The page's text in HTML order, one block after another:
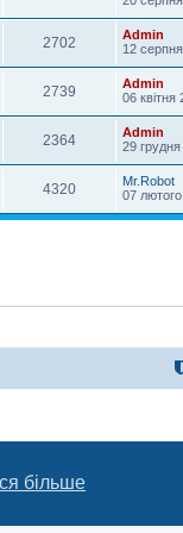
більше
2702
Admin
12
2739
Admin
06 квітня
2364
Admin
29
4320
Mr.Robot
07